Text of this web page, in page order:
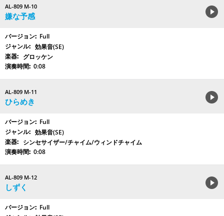
AL-809 M-10
嫌な予感
Full
効果音(SE)
グロッケン
0:08
AL-809 M-11
ひらめき
Full
効果音(SE)
シンセサイザー/チャイム/ウィンドチャイム
0:08
AL-809 M-12
しずく
Full